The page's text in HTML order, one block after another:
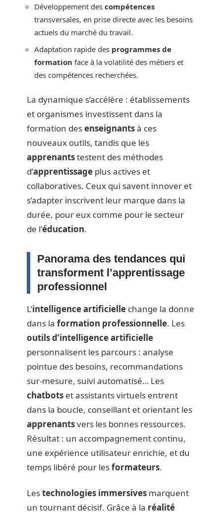
Développement des compétences
transversales, en prise directe avec les besoins
actuels du marché du travail.
Adaptation rapide des programmes de
formation face à la volatilité des métiers et
des compétences recherchées.
La dynamique s’accélère : établissements
et organismes investissent dans la
formation desenseignantsà ces
nouveaux outils, tandis que les
apprenantstestent des méthodes
d’apprentissage plus actives et
collaboratives. Ceux qui savent innover et
s’adapter inscrivent leur marque dans la
durée, pour eux comme pour le secteur
de l’éducation.
Panorama des tendances qui
transforment l’apprentissage
professionnel
L’intelligence artificielle change la donne
dans la formation professionnelle. Les
outils d’intelligence artificielle
personnalisent les parcours : analyse
pointue des besoins, recommandations
sur-mesure, suivi automatisé… Les
chatbots et assistants virtuels entrent
dans la boucle, conseillant et orientant les
apprenantsvers les bonnes ressources.
Résultat : un accompagnement continu,
une expérience utilisateur enrichie, et du
temps libéré pour lesformateurs.
Lestechnologies immersives marquent
un tournant décisif. Grâce à la réalité